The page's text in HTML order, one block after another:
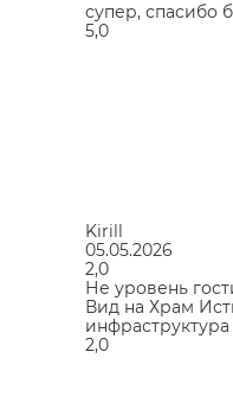
супер, спасибо
5,0
Kirill
05.05.2026
2,0
Не уровень
Вид на Храм
2,0